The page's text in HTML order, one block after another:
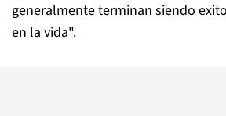
generalmente terminan siendo
en la vida".